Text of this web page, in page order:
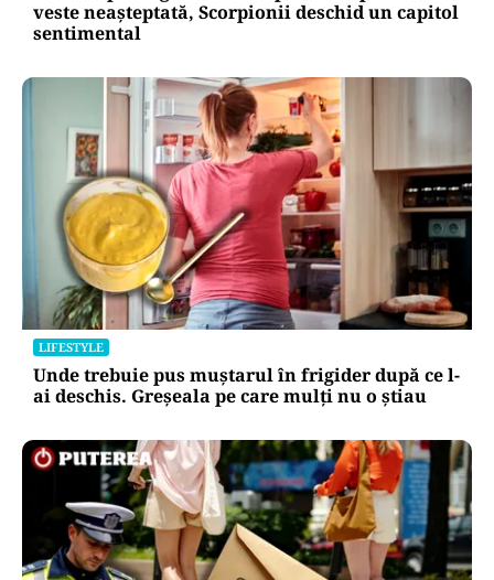
veste neașteptată, Scorpionii deschid un capitol
sentimental
LIFESTYLE
Unde trebuie pus muștarul în frigider după ce l-
ai deschis. Greșeala pe care mulți nu o știau